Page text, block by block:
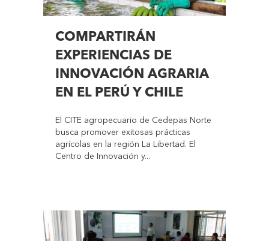
COMPARTIRÁN
EXPERIENCIAS DE
INNOVACIÓN AGRARIA
EN EL PERÚ Y CHILE
El CITE agropecuario de Cedepas Norte
busca promover exitosas prácticas
agrícolas en la región La Libertad. El
Centro de Innovación y...